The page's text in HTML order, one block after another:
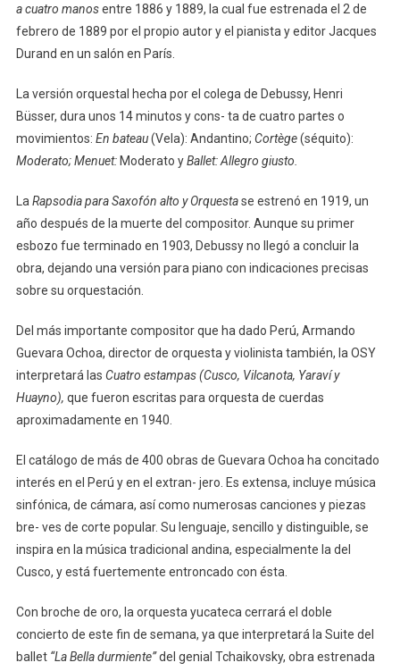
a cuatro manosentre 1886 y 1889, la cual fue estrenada el 2 de
febrero de 1889 por el propio autor y el pianista y editor Jacques
Durand en un salón en París.
La versión orquestal hecha por el colega de Debussy, Henri
Büsser, dura unos 14 minutos y cons- ta de cuatro partes o
movimientos: En bateau(Vela): Andantino; Cortège(séquito):
Moderato; Menuet: Moderato yBallet: Allegro giusto.
La Rapsodia para Saxofón alto y Orquestase estrenó en 1919, un
año después de la muerte del compositor. Aunque su primer
esbozo fue terminado en 1903, Debussy no llegó a concluir la
obra, dejando una versión para piano con indicaciones precisas
sobre su orquestación.
Del más importante compositor que ha dado Perú, Armando
Guevara Ochoa, director de orquesta y violinista también, la OSY
interpretará las Cuatro estampas (Cusco, Vilcanota, Yaraví y
Huayno), que fueron escritas para orquesta de cuerdas
aproximadamente en 1940.
El catálogo de más de 400 obras de Guevara Ochoa ha concitado
interés en el Perú y en el extran- jero. Es extensa, incluye música
sinfónica, de cámara, así como numerosas canciones y piezas
bre- ves de corte popular. Su lenguaje, sencillo y distinguible, se
inspira en la música tradicional andina, especialmente la del
Cusco, y está fuertemente entroncado con ésta.
Con broche de oro, la orquesta yucateca cerrará el doble
concierto de este fin de semana, ya que interpretará la Suite del
ballet “La Bella durmiente”del genial Tchaikovsky, obra estrenada